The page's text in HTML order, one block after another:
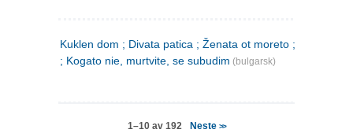
Kuklen dom ; Divata patica ; Ženata ot moreto ; Malkijat
; Kogato nie, murtvite, se subudim (bulgarsk)
1–10 av 192 Neste >>